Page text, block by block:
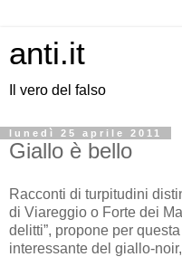
anti.it
Il vero del falso
lunedì 25 aprile 2011
Giallo è bello
Racconti di turpitudini
di Viareggio o Forte dei
delitti”, propone per
interessante del giallo-